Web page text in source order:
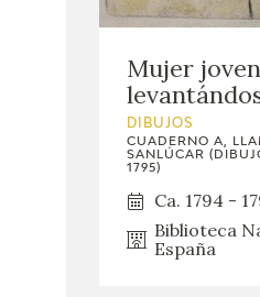
Mujer joven
DIBUJOS
CUADERNO A,
SANLÚCAR
1795)
Ca. 1794 -
Biblioteca
España